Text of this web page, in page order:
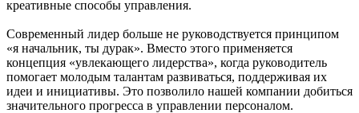
креативные способы управления.
Современный лидер больше не руководствуется принципом
«я начальник, ты дурак». Вместо этого применяется
концепция «увлекающего лидерства», когда руководитель
помогает молодым талантам развиваться, поддерживая их
идеи и инициативы. Это позволило нашей компании добиться
значительного прогресса в управлении персоналом.